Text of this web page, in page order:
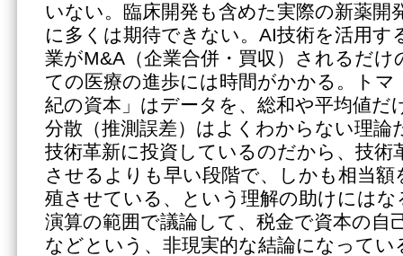
いない。臨床開発も含めた実際の新薬開
に多くは期待できない。AI技術を活用す
業がM&A（企業合併・買収）されるだ
ての医療の進歩には時間がかかる。ト
紀の資本」はデータを、総和や平均値だ
分散（推測誤差）はよくわからない理論
技術革新に投資しているのだから、技術
させるよりも早い段階で、しかも相当額
殖させている、という理解の助けには
演算の範囲で議論して、税金で資本の自
などという、非現実的な結論になってい